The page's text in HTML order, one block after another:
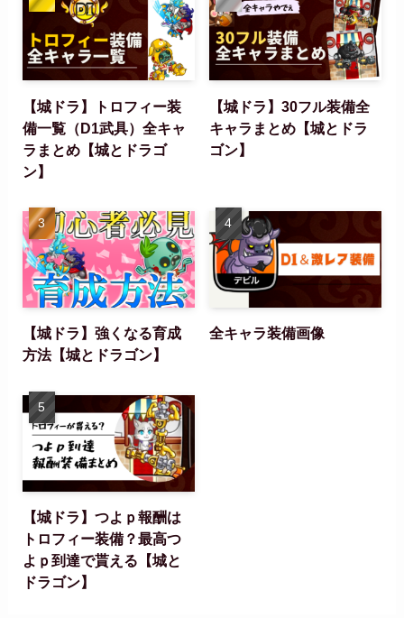
【城ドラ】トロフィー装
備一覧（D1武具）全キャ
ラまとめ【城とドラゴ
ン】
【城ドラ】30フル装備全
キャラまとめ【城とドラ
ゴン】
【城ドラ】強くなる育成
方法【城とドラゴン】
全キャラ装備画像
【城ドラ】つよｐ報酬は
トロフィー装備？最高つ
よｐ到達で貰える【城と
ドラゴン】